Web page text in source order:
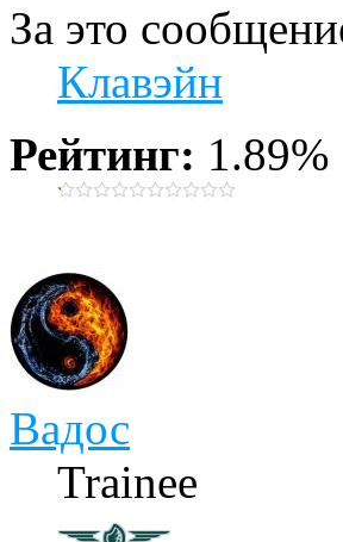
За это
Клавэйн
Рейтинг: 1.89%
Вадос
Trainee